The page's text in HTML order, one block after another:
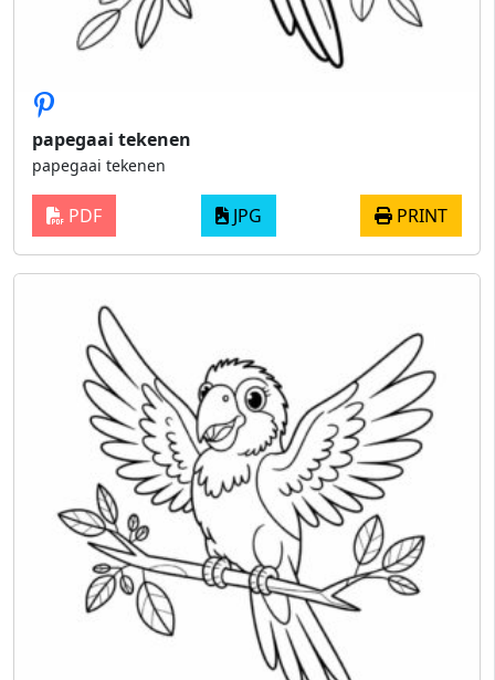
papegaai tekenen
papegaai tekenen
PDF JPG PRINT